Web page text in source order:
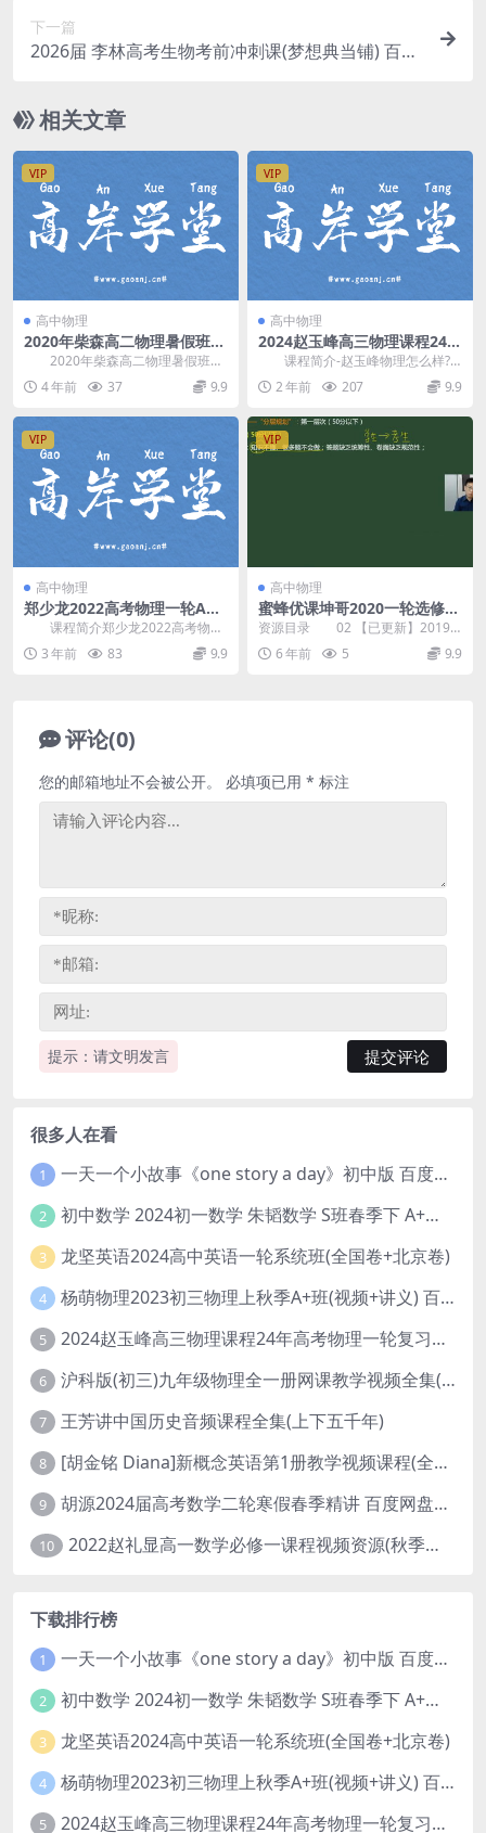
下一篇
2026届 李林高考生物考前冲刺课(梦想典当铺) 百度
相关文章
VIP
高中物理
2020年柴森高二物理暑假班
（完结）百度网盘分享
2020年柴森高二物理暑假班，
完结版百度网盘高中物理课程1.83
G高清视频。...
4 年前 37 9.9
VIP
高中物理
2024赵玉峰高三物理课程24年
高考物理一轮复习网课教程
课程简介-赵玉峰物理怎么样?
授课名师：赵玉峰老师-北航毕
业，高考物理12...
2 年前 207 9.9
VIP
高中物理
郑少龙2022高考物理一轮A
+暑期班课程资源(含课件)
课程简介郑少龙2022高考物理
一轮暑假系统班，难度A+，共10讲
包含电子课...
3 年前 83 9.9
VIP
高中物理
蜜蜂优课坤哥2020一轮选修3-
3 3-5热学+近代物理9G百度云
资源目录 02 【已更新】2019
全国 I 卷分析与解读 03 【已更
新】2...
6 年前 5 9.9
评论(0)
提示：请文明发言
您的邮箱地址不会被公开。 必填项已用 * 标注
很多人在看
1 一天一个小故事《one story a day》初中版 百度网盘分享下载
2 初中数学 2024初一数学 朱韬数学 S班春季下 A+班春季下 百度云网盘
3 龙坚英语2024高中英语一轮系统班(全国卷+北京卷)
4 杨萌物理2023初三物理上秋季A+班(视频+讲义) 百度网盘分享
5 2024赵玉峰高三物理课程24年高考物理一轮复习网课教程
6 沪科版(初三)九年级物理全一册网课教学视频全集(录播版 杜春雨 66讲)
7 王芳讲中国历史音频课程全集(上下五千年)
8 [胡金铭 Diana]新概念英语第1册教学视频课程(全集 百度网盘下载)
9 胡源2024届高考数学二轮寒假春季精讲 百度网盘分享
10 2022赵礼显高一数学必修一课程视频资源(秋季班 含讲义)百度网盘云
下载排行榜
1 一天一个小故事《one story a day》初中版 百度网盘分享下载
2 初中数学 2024初一数学 朱韬数学 S班春季下 A+班春季下 百度云网盘
3 龙坚英语2024高中英语一轮系统班(全国卷+北京卷)
4 杨萌物理2023初三物理上秋季A+班(视频+讲义) 百度网盘分享
5 2024赵玉峰高三物理课程24年高考物理一轮复习网课教程